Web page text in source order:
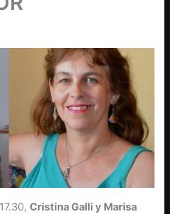
Cristina Galli y Marisa